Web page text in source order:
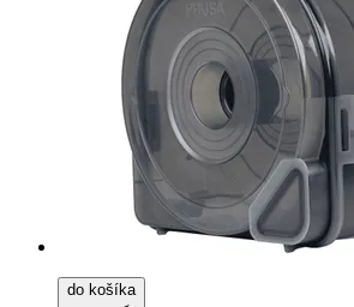
do košíka